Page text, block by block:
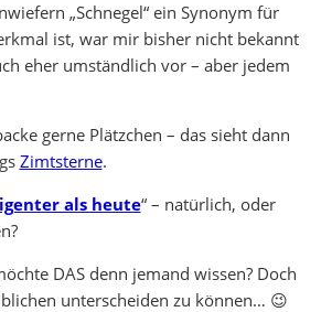
„Schnegel“ ein Synonym für
ist, war mir bisher nicht bekannt
eher umständlich vor – aber jedem
gerne Plätzchen – das sieht dann
Zimtsterne.
als heute“ – natürlich, oder
DAS denn jemand wissen? Doch
unterscheiden zu können… 😉